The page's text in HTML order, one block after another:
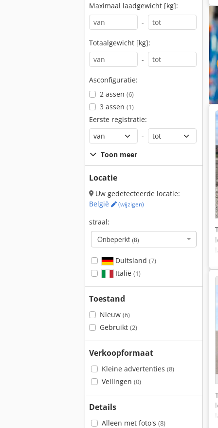
Maximaal laadgewicht [kg]:
-
Totaalgewicht [kg]:
-
Asconfiguratie:
2 assen (6)
3 assen (1)
Eerste registratie:
-
Toon meer
Locatie
Uw gedetecteerde locatie:
België
(wijzigen)
straal:
Onbeperkt (8)
Duitsland (7)
Italië (1)
Toestand
Nieuw (6)
Gebruikt (2)
Verkoopformaat
Kleine advertenties (8)
Veilingen (0)
Details
Alleen met foto's (8)